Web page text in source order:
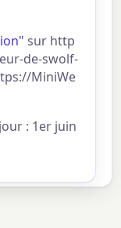
sur http
de-swolf-
MiniWe
: 1er juin